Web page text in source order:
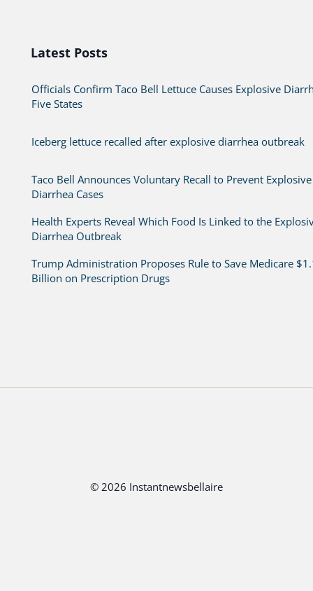
Latest Posts
Officials Confirm Taco Bell Lettuce Causes Explosive
Five States
Iceberg lettuce recalled after explosive diarrhea outbreak
Taco Bell Announces Voluntary Recall to Prevent Explosive
Diarrhea Cases
Health Experts Reveal Which Food Is Linked to the
Diarrhea Outbreak
Trump Administration Proposes Rule to Save Medicare
Billion on Prescription Drugs
© 2026 Instantnewsbellaire